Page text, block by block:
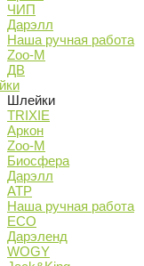
ЧИП
Дарэлл
Наша ручная работа
Zoo-M
ДВ
Шлейки
TRIXIE
Аркон
Zoo-M
Биосфера
Дарэлл
АТР
Наша ручная работа
ECO
Дарэленд
WOGY